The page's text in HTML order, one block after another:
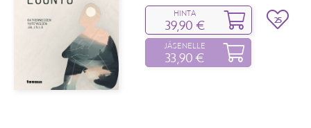
HINTA
39,90 €
JÄSENELLE
33,90 €
25